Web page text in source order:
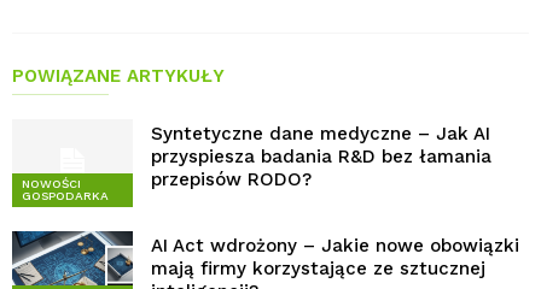
POWIĄZANE ARTYKUŁY
NOWOŚCI
GOSPODARKA
Syntetyczne dane medyczne – Jak AI
przyspiesza badania R&D bez łamania
przepisów RODO?
AI Act wdrożony – Jakie nowe obowiązki
mają firmy korzystające ze sztucznej